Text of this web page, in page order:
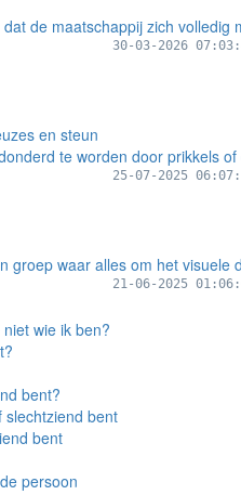
de maatschappij zich volledig
30-03-2026
en steun
te worden door prikkels of
25-07-2025
groep waar alles om het visuele
21-06-2025
wie ik ben?
bent?
slechtziend bent
bent
persoon